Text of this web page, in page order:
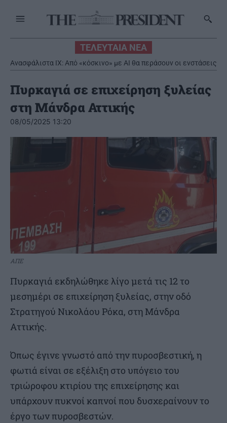
ΤΕΛΕΥΤΑΙΑ ΝΕΑ
Ανασφάλιστα ΙΧ: Από «κόσκινο» με AI θα περάσουν οι ενστάσεις
Πυρκαγιά σε επιχείρηση ξυλείας
στη Μάνδρα Αττικής
08/05/2025 13:20
ΑΠΕ
Πυρκαγιά εκδηλώθηκε λίγο μετά τις 12 το
μεσημέρι σε επιχείρηση ξυλείας, στην οδό
Στρατηγού Νικολάου Ρόκα, στη Μάνδρα
Αττικής.
Όπως έγινε γνωστό από την πυροσβεστική, η
φωτιά είναι σε εξέλιξη στο υπόγειο του
τριώροφου κτιρίου της επιχείρησης και
υπάρχουν πυκνοί καπνοί που δυσχεραίνουν το
έργο των πυροσβεστών.